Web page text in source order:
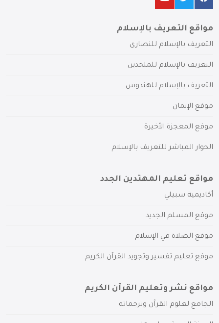
مواقع التعريف بالإسلام
التعريف بالإسلام للنصارى
التعريف بالإسلام للملحدين
التعريف بالإسلام للهندوس
موقع الإيمان
موقع المعجزة الأخيرة
الحوار المباشر للتعريف بالإسلام
مواقع تعليم المهتدين الجدد
أكاديمية سبيلي
موقع المسلم الجديد
موقع الصلاة في الإسلام
موقع تعليم تفسير وتجويد القرآن الكريم
مواقع نشر وتعليم القرآن الكريم
الجامع لعلوم القرآن وترجماته